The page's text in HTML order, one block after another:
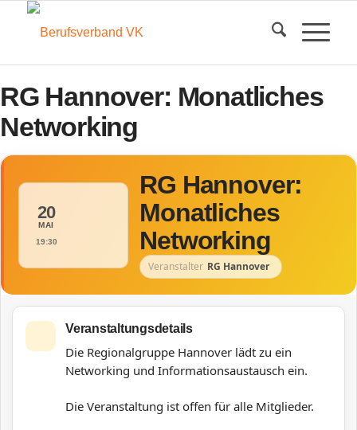
RG Hannover: Monatliches
Networking
20
MAI
19:30
RG Hannover:
Monatliches
Networking
Veranstalter RG Hannover
Veranstaltungsdetails
Die Regionalgruppe Hannover lädt zu ein
Networking und Informationsaustausch ein.
Die Veranstaltung ist offen für alle Mitglieder.